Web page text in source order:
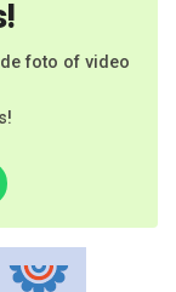
foto of video